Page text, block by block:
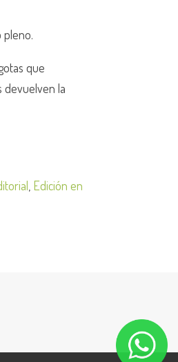
pleno.
que
devuelven la
Edición en